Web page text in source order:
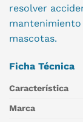
resolver
mascotas.
Ficha Técnica
Característica
Marca